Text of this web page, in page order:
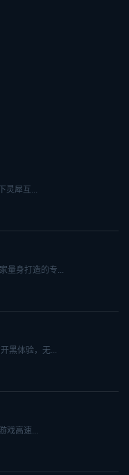
灵犀互...
量身打造的专...
黑体验，无...
戏高速...